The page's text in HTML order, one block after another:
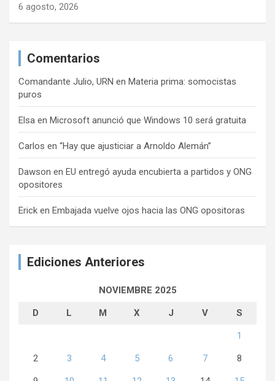
6 agosto, 2026
Comentarios
Comandante Julio, URN en Materia prima: somocistas
puros
Elsa en Microsoft anunció que Windows 10 será gratuita
Carlos en “Hay que ajusticiar a Arnoldo Alemán”
Dawson en EU entregó ayuda encubierta a partidos y ONG
opositores
Erick en Embajada vuelve ojos hacia las ONG opositoras
Ediciones Anteriores
NOVIEMBRE 2025
D L M X J V S
1
2 3 4 5 6 7 8